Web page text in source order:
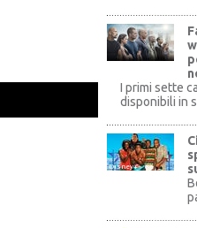
I primi sette
disponibili in
Disney+